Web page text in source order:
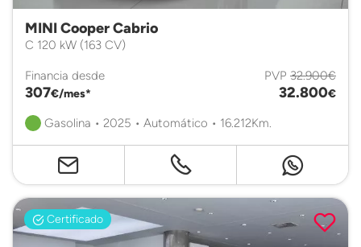
MINI Cooper Cabrio
C 120 kW (163 CV)
Financia desde
307€/mes*
PVP 32.900€
32.800€
Gasolina • 2025 • Automático • 16.212Km.
Certificado